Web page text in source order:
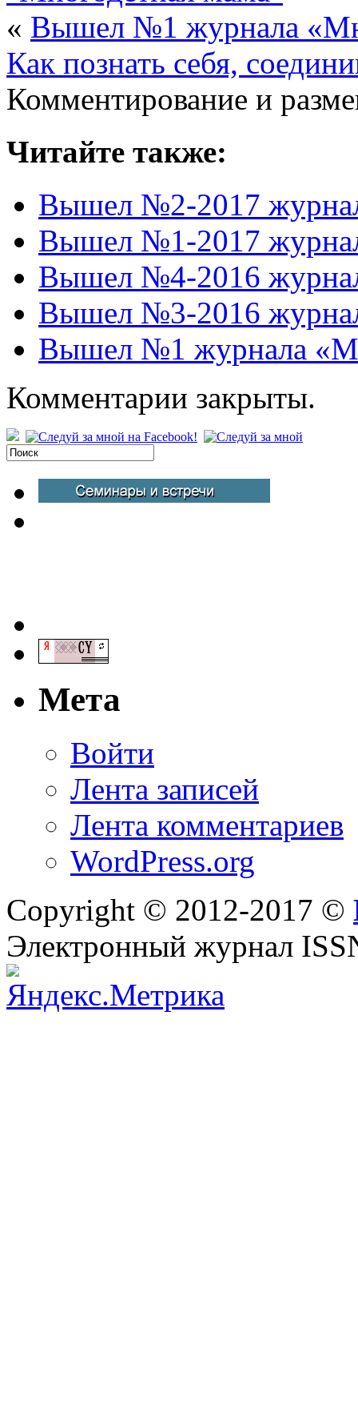
« Вышел №1 журнала
Как познать себя,
Комментирование и
Читайте также:
Вышел №2-2017
Вышел №1-2017
Вышел №4-2016
Вышел №3-2016
Вышел №1 журнала
Комментарии закрыты.
Мета
Войти
Лента записей
Лента комментариев
WordPress.org
Copyright © 2012-2017 ©
Электронный журнал